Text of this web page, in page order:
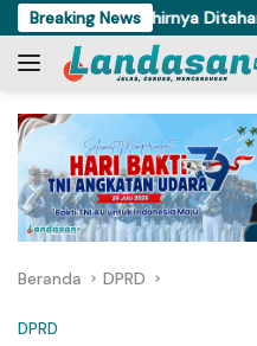
Langsung
ke
konten
Breaking News
Torue Akhirnya Ditahan Polisi
Beranda DPRD
DPRD